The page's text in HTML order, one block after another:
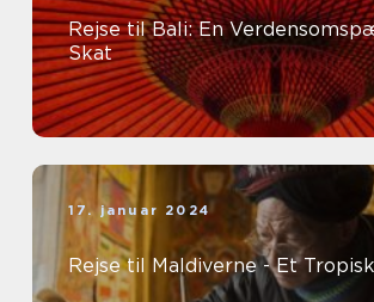
Rejse til Bali: En
Skat
17. januar 2024
Rejse til Maldiverne - Et